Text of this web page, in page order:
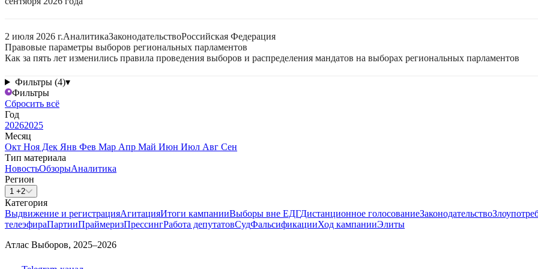
2 июля 2026 г.АналитикаЗаконодательствоРоссийская Федерация
Правовые параметры выборов региональных парламентов
Как за пять лет изменились правила проведения выборов и распределения мандатов на выборах региональных парламентов
Фильтры (4)▾
Фильтры
Сбросить всё
Год
20262025
Месяц
Окт Ноя Дек Янв Фев Мар Апр Май Июн Июл Авг Сен
Тип материала
НовостьОбзорыАналитика
Регион
1 +2
Категория
Выдвижение и регистрацияАгитацияИтоги кампанииВыборы вне ЕДГДистанционное голосованиеЗаконодательство
телеэфираПартииПраймеризПрессингРабота депутатовСудФальсификацииХод кампанииЭлиты
Атлас Выборов, 2025–2026